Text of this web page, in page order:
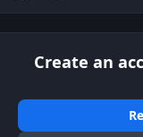
Create an